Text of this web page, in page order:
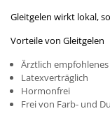
Gleitgelen wirkt lokal,
Vorteile von Gleitgelen
Ärztlich
Latexverträglich
Hormonfrei
Frei von Farb- und